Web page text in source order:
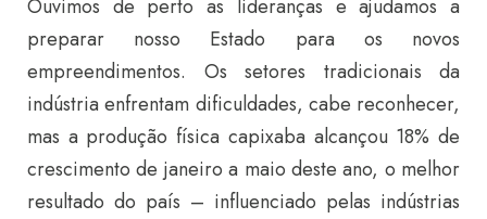
Ouvimos de perto as lideranças e ajudamos a
preparar nosso Estado para os novos
empreendimentos. Os setores tradicionais da
indústria enfrentam dificuldades, cabe reconhecer,
mas a produção física capixaba alcançou 18% de
crescimento de janeiro a maio deste ano, o melhor
resultado do país – influenciado pelas indústrias